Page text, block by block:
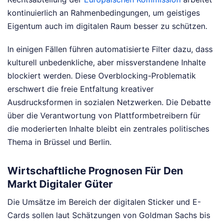
kontinuierlich an Rahmenbedingungen, um geistiges
Eigentum auch im digitalen Raum besser zu schützen.
In einigen Fällen führen automatisierte Filter dazu, dass
kulturell unbedenkliche, aber missverstandene Inhalte
blockiert werden. Diese Overblocking-Problematik
erschwert die freie Entfaltung kreativer
Ausdrucksformen in sozialen Netzwerken. Die Debatte
über die Verantwortung von Plattformbetreibern für
die moderierten Inhalte bleibt ein zentrales politisches
Thema in Brüssel und Berlin.
Wirtschaftliche Prognosen Für Den
Markt Digitaler Güter
Die Umsätze im Bereich der digitalen Sticker und E-
Cards sollen laut Schätzungen von Goldman Sachs bis